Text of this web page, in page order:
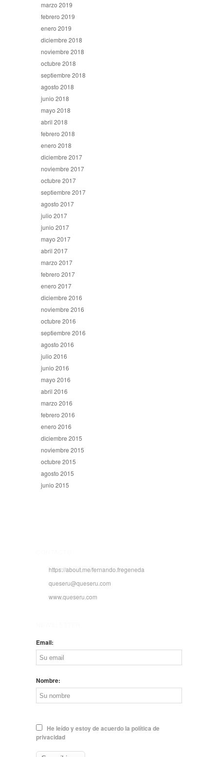
marzo 2019
febrero 2019
enero 2019
diciembre 2018
noviembre 2018
octubre 2018
septiembre 2018
agosto 2018
junio 2018
mayo 2018
abril 2018
febrero 2018
enero 2018
diciembre 2017
noviembre 2017
octubre 2017
septiembre 2017
agosto 2017
julio 2017
junio 2017
mayo 2017
abril 2017
marzo 2017
febrero 2017
enero 2017
diciembre 2016
noviembre 2016
octubre 2016
septiembre 2016
agosto 2016
julio 2016
junio 2016
mayo 2016
abril 2016
marzo 2016
febrero 2016
enero 2016
diciembre 2015
noviembre 2015
octubre 2015
agosto 2015
junio 2015
https://about.me/fernando.fregeneda
queseru@queseru.com
www.queseru.com
Email:
Nombre:
He leído y estoy de acuerdo la política de
privacidad